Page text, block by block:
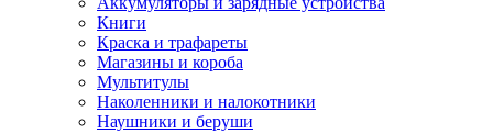
Книги
Краска и трафареты
Магазины и короба
Мультитулы
Наколенники и налокотники
Наушники и беруши